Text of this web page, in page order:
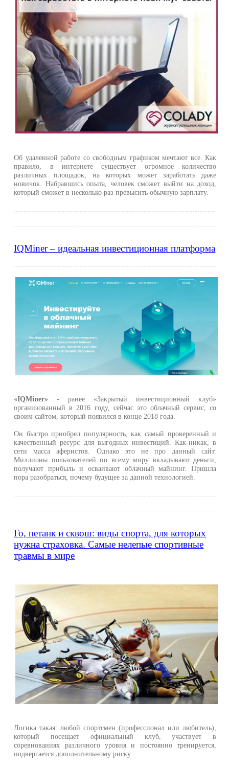
Об удаленной работе со свободным графиком мечтают все. Как
правило, в интернете существует огромное количество
различных площадок, на которых может заработать даже
новичок. Набравшись опыта, человек сможет выйти на доход,
который сможет в несколько раз превысить обычную зарплату.
IQMiner – идеальная инвестиционная платформа
«IQMiner» - ранее «Закрытый инвестиционный клуб»
организованный в 2016 году, сейчас это облачный сервис, со
своим сайтом, который появился в конце 2018 года.
Он быстро приобрел популярность, как самый проверенный и
качественный ресурс для выгодных инвестиций. Как-никак, в
сети масса аферистов. Однако это не про данный сайт.
Миллионы пользователей по всему миру вкладывают деньги,
получают прибыль и осваивают облачный майнинг. Пришла
пора разобраться, почему будущее за данной технологией.
Го, петанк и сквош: виды спорта, для которых
нужна страховка. Самые нелепые спортивные
травмы в мире
Логика такая: любой спортсмен (профессионал или любитель),
который посещает официальный клуб, участвует в
соревнованиях различного уровня и постоянно тренируется,
подвергается дополнительному риску.